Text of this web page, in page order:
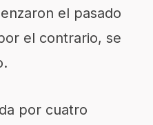
el pasado
el contrario, se
por cuatro